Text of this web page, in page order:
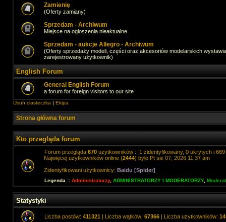
Zamienię
(Oferty zamiany)
Sprzedam - Archiwum
Miejsce na ogłoszenia nieaktualne.
Sprzedam - aukcje Allegro - Archiwum
(Oferty sprzedaży modeli, części oraz akcesoriów modelarskich
zarejestrowany użytkownik)
English Forum
General English Forum
a forum for foreign visitors to our site
Usuń ciasteczka | Ekipa
Strona główna forum
Kto przegląda forum
Forum przegląda 670 użytkowników :: 1 zidentyfikowany, 0 ukrytych i
Najwięcej użytkowników online (2444) było Pt sie 07, 2026 11:37 am
Zidentyfikowani użytkownicy: Baidu [Spider]
Legenda :: Administratorzy, ADMINISTRATORZY I MODERATORZY,
Statystyki
Liczba postów: 411321 | Liczba wątków: 67366 | Liczba użytkowników: